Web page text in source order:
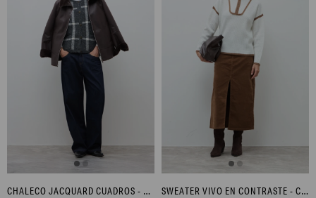
CHALECO JACQUARD CUADROS - GRIS OSCURO SWEATER VIVO EN CONTRASTE - CRUDO